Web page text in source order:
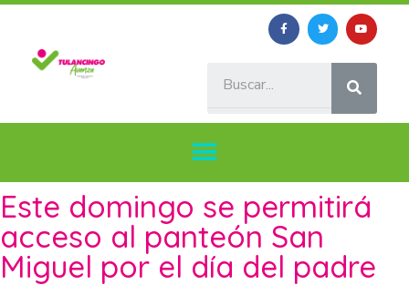
Este domingo se permitirá
acceso al panteón San
Miguel por el día del padre